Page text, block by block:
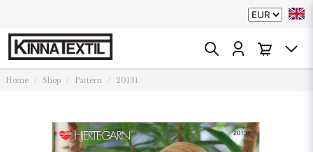
Home Shop Pattern 20131